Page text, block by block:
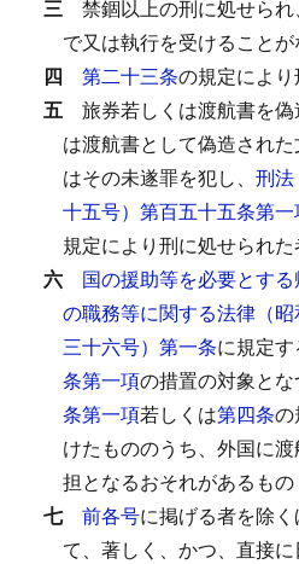
三 禁錮以上の刑に処せら
で又は執行を受けること
四 第二十三条の規定によ
五 旅券若しくは渡航書を
は渡航書として偽造され
はその未遂罪を犯し、 刑
十五号）第百五十五条第一
規定により刑に処せられ
六 国の援助等を必要とす
の職務等に関する法律（
三十六号）第一条に規定す
条第一項の措置の対象と
条第一項若しくは第四条の
けたもののうち、外国に
担となるおそれがあるもの
七 前各号に掲げる者を除
て、著しく、かつ、直接